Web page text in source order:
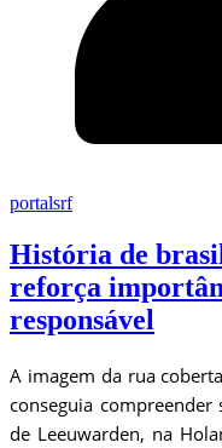
portalsrf
História de
reforça
responsável
A imagem da rua
conseguia compreender
de Leeuwarden, na